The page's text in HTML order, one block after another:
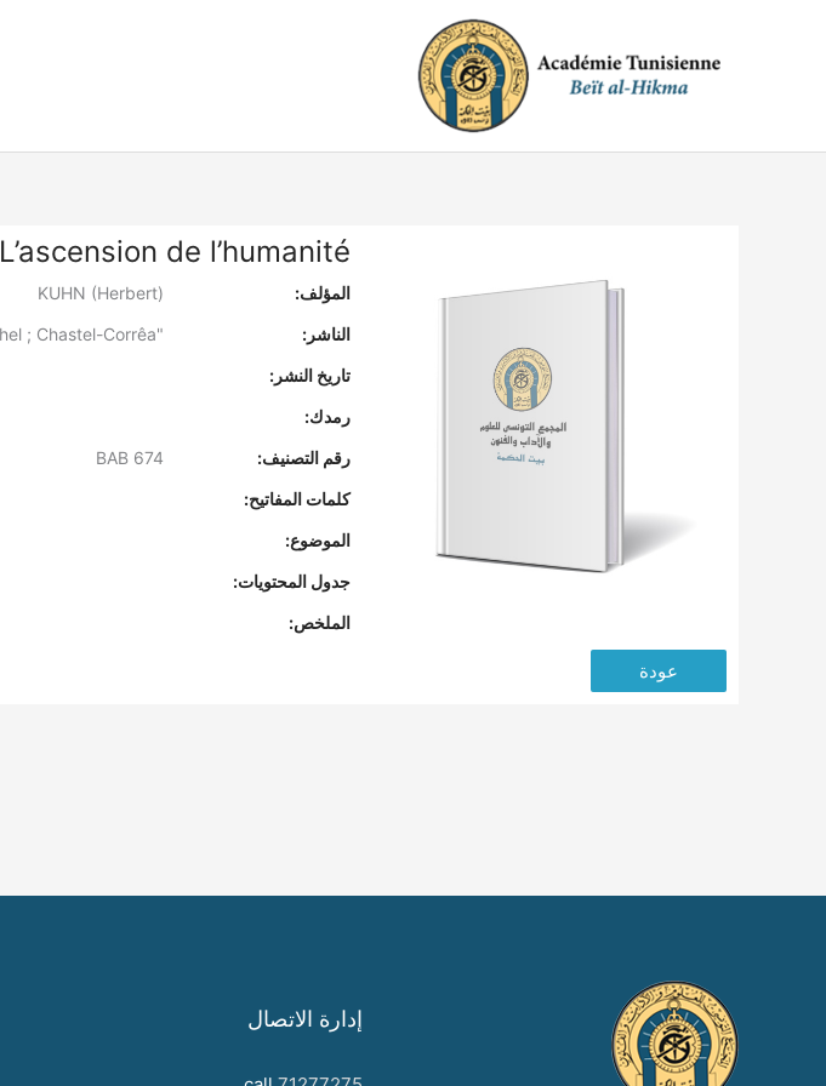
L’ascension de l’humanité
المؤلف:
الناشر:
"Buchel ; Chastel-Corrêa"
تاريخ النشر:
رمدك:
رقم التصنيف:
كلمات المفاتيح:
الموضوع:
جدول المحتويات:
الملخص:
عودة
إدارة الاتصال